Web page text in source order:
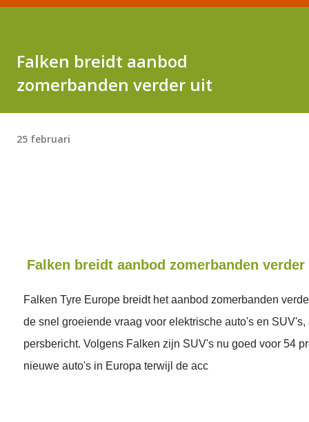
Falken breidt aanbod
zomerbanden verder uit
25 februari
Falken breidt aanbod zomerbanden
Falken Tyre Europe breidt het aanbod zomerbanden
de snel groeiende vraag voor elektrische auto's en SUV's,
persbericht. Volgens Falken zijn SUV's nu goed voor 54
nieuwe auto's in Europa terwijl de acc